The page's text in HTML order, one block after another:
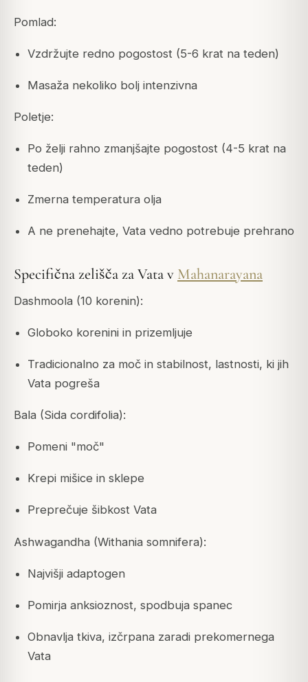
Pomlad:
Vzdržujte redno pogostost (5-6 krat na teden)
Masaža nekoliko bolj intenzivna
Poletje:
Po želji rahno zmanjšajte pogostost (4-5 krat na
teden)
Zmerna temperatura olja
A ne prenehajte, Vata vedno potrebuje prehrano
Specifična zelišča za Vata v Mahanarayana
Dashmoola (10 korenin):
Globoko korenini in prizemljuje
Tradicionalno za moč in stabilnost, lastnosti, ki jih
Vata pogreša
Bala (Sida cordifolia):
Pomeni "moč"
Krepi mišice in sklepe
Preprečuje šibkost Vata
Ashwagandha (Withania somnifera):
Najvišji adaptogen
Pomirja anksioznost, spodbuja spanec
Obnavlja tkiva, izčrpana zaradi prekomernega
Vata